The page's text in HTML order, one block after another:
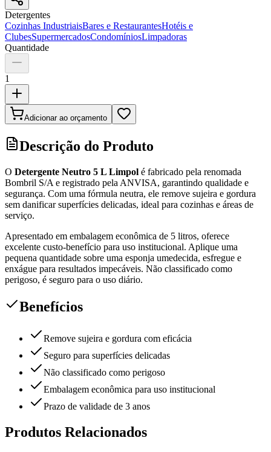
Detergentes
Cozinhas IndustriaisBares e RestaurantesHotéis e
ClubesSupermercadosCondomíniosLimpadoras
Quantidade
1
Adicionar ao orçamento
Descrição do Produto
O Detergente Neutro 5 L Limpol é fabricado pela renomada
Bombril S/A e registrado pela ANVISA, garantindo qualidade e
segurança. Com uma fórmula neutra, ele remove sujeira e gordura
sem danificar superfícies delicadas, ideal para cozinhas e áreas de
serviço.
Apresentado em embalagem econômica de 5 litros, oferece
excelente custo-benefício para uso institucional. Aplique uma
pequena quantidade sobre uma esponja umedecida, esfregue e
enxágue para resultados impecáveis. Não classificado como
perigoso, é seguro para o uso diário.
Benefícios
Remove sujeira e gordura com eficácia
Seguro para superfícies delicadas
Não classificado como perigoso
Embalagem econômica para uso institucional
Prazo de validade de 3 anos
Produtos Relacionados